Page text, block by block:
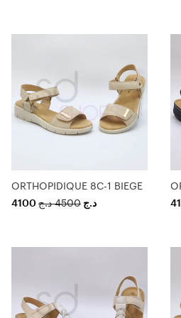
ORTHOPIDIQUE 8C-1 BIEGE
4100
د.ج 4500 د.ج